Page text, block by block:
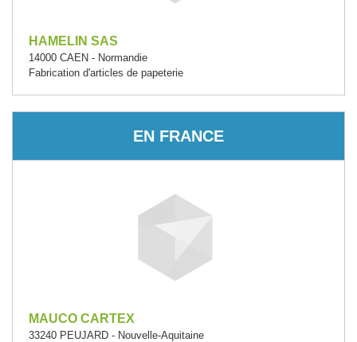
HAMELIN SAS
14000 CAEN - Normandie
Fabrication d'articles de papeterie
EN FRANCE
MAUCO CARTEX
33240 PEUJARD - Nouvelle-Aquitaine